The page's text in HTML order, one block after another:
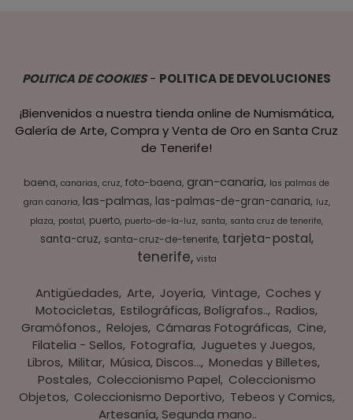
POLITICA DE COOKIES- POLITICA DE DEVOLUCIONES
¡Bienvenidos a nuestra tienda online de Numismática,
Galería de Arte, Compra y Venta de Oro en Santa Cruz
de Tenerife!
baena canarias cruz foto-baena gran-canaria las palmas de
gran canaria las-palmas las-palmas-de-gran-canaria luz
plaza postal puerto puerto-de-la-luz santa santa cruz de tenerife
santa-cruz santa-cruz-de-tenerife tarjeta-postal
tenerife vista
Antigüedades Arte Joyería Vintage Coches y
Motocicletas Estilográficas, Bolígrafos.. Radios,
Gramófonos. Relojes Cámaras Fotográficas Cine
Filatelia - Sellos Fotografía Juguetes y Juegos
Libros Militar Música, Discos... Monedas y Billetes
Postales Coleccionismo Papel Coleccionismo
Objetos Coleccionismo Deportivo Tebeos y Comics
Artesanía, Segunda mano..